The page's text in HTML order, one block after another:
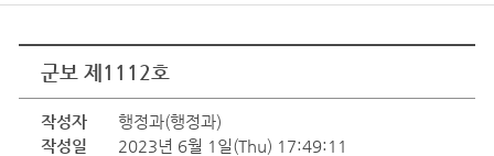
군보 제1112호
작성자
행정과(행정과)
작성일
2023년 6월 1일(Thu) 17:49:11